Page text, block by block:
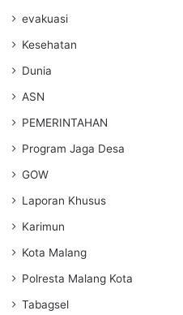
evakuasi
Kesehatan
Dunia
ASN
PEMERINTAHAN
Program Jaga Desa
GOW
Laporan Khusus
Karimun
Kota Malang
Polresta Malang Kota
Tabagsel